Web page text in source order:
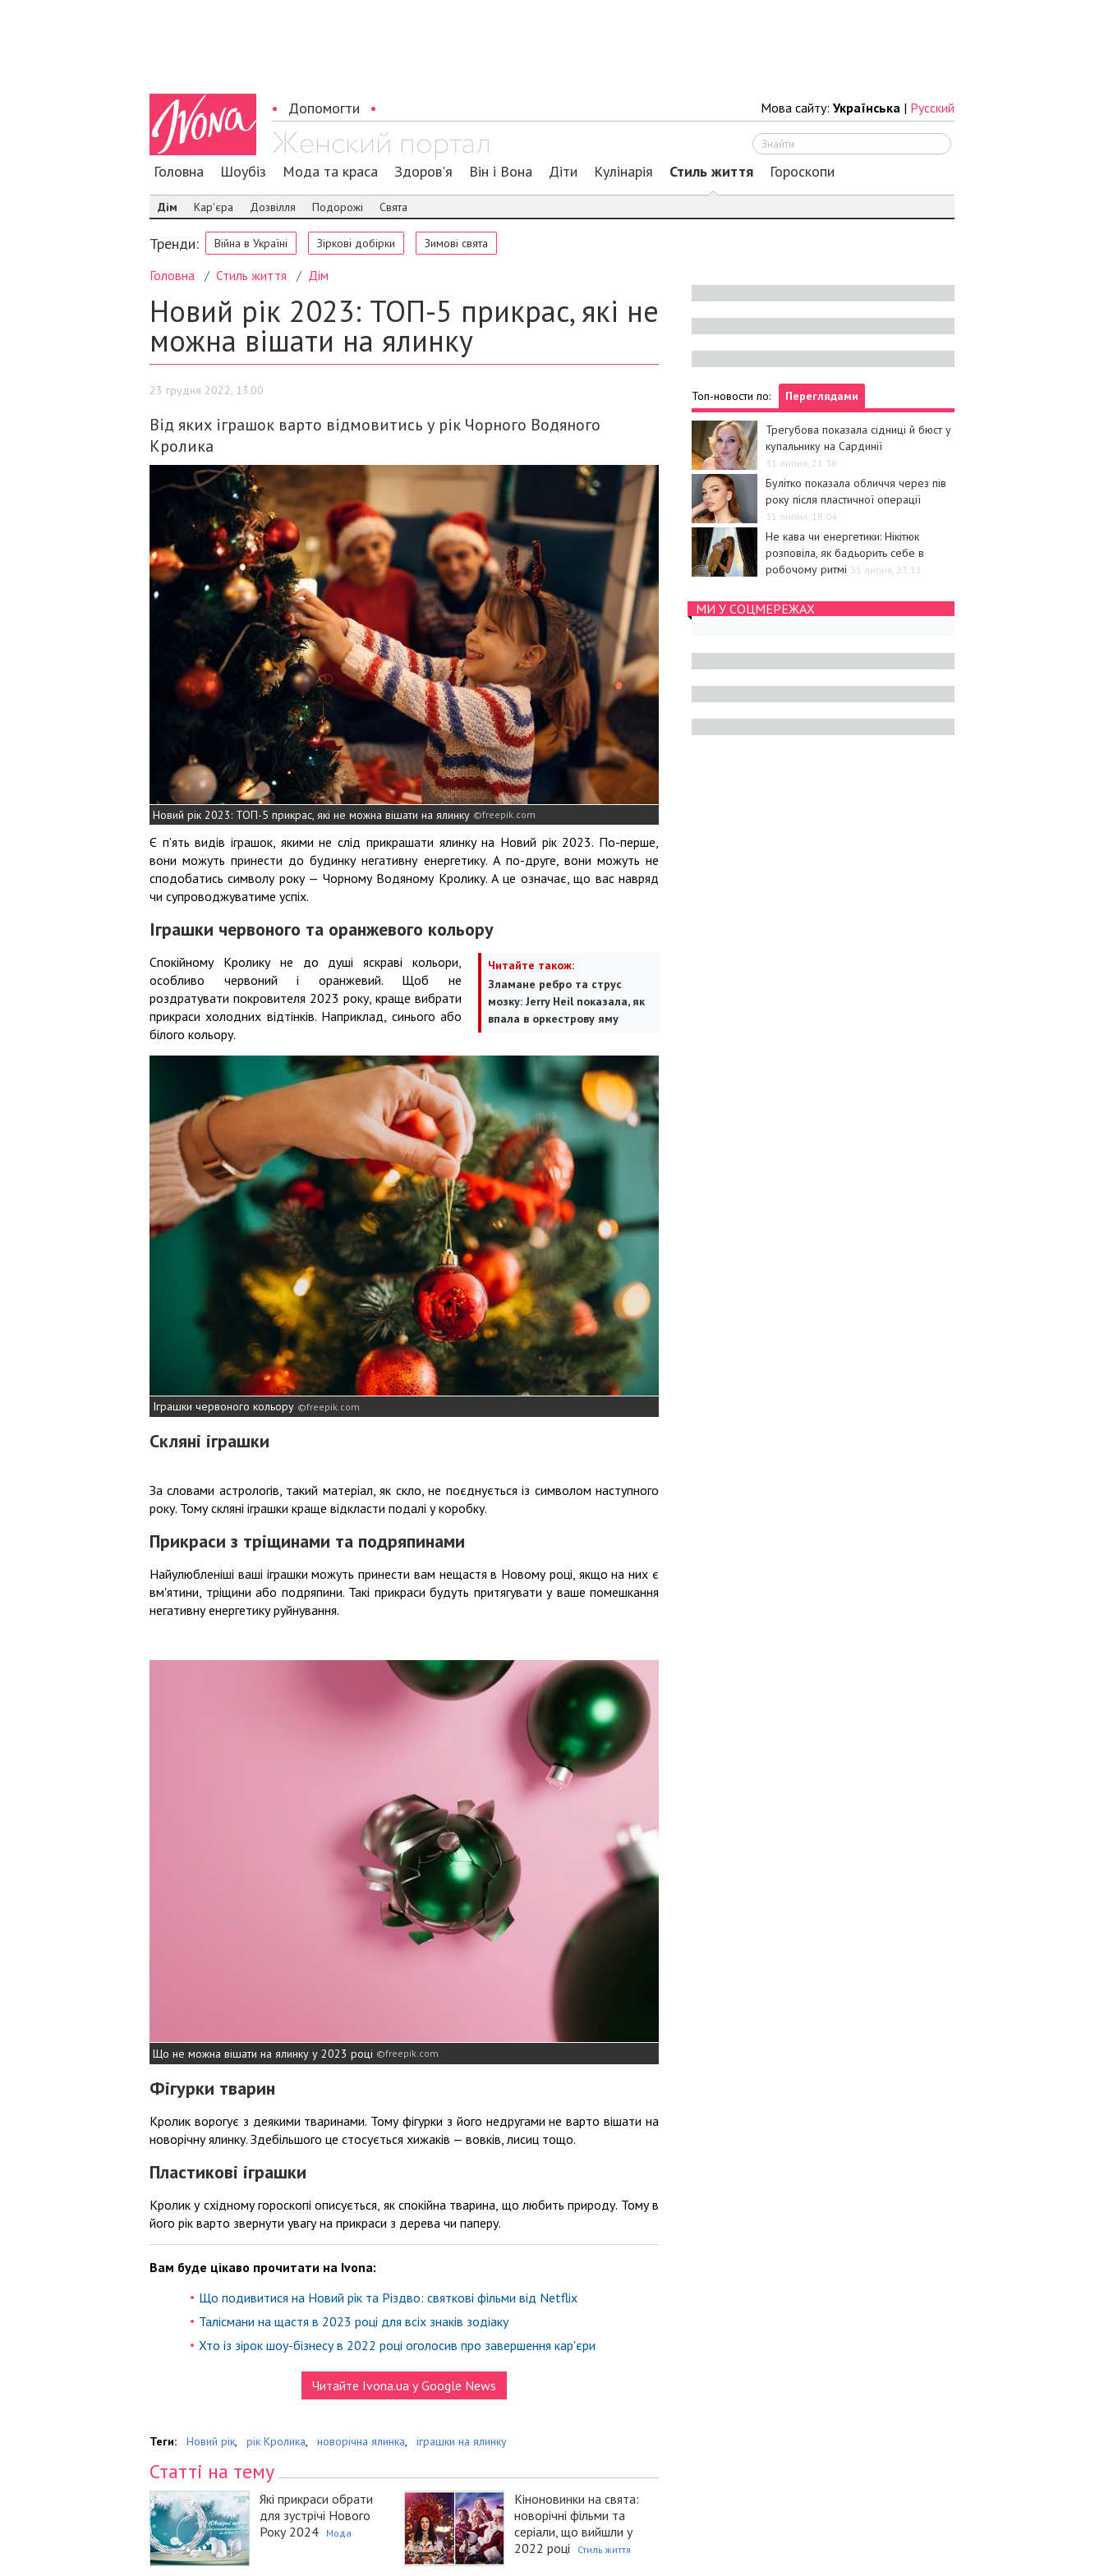
Допомогти Мова сайту: Українська | Русский
Головна Шоубіз Мода та краса Здоров'я Він і Вона Діти Кулінарія Стиль життя Гороскопи
Дім Кар'єра Дозвілля Подорожі Свята
Тренди: Війна в Україні Зіркові добірки Зимові свята
Головна Стиль життя Дім
Новий рік 2023: ТОП-5 прикрас, які не
можна вішати на ялинку
23 грудня 2022, 13:00
Від яких іграшок варто відмовитись у рік Чорного Водяного
Кролика
Новий рік 2023: ТОП-5 прикрас, які не можна вішати на ялинку freepik.com
Є п'ять видів іграшок, якими не слід прикрашати ялинку на Новий рік 2023. По-перше,
вони можуть принести до будинку негативну енергетику. А по-друге, вони можуть не
сподобатись символу року — Чорному Водяному Кролику. А це означає, що вас навряд
чи супроводжуватиме успіх.
Іграшки червоного та оранжевого кольору
Читайте також:
Зламане ребро та струс
мозку: Jerry Heil показала, як
впала в оркестрову яму
Спокійному Кролику не до душі яскраві кольори,
особливо червоний і оранжевий. Щоб не
роздратувати покровителя 2023 року, краще вибрати
прикраси холодних відтінків. Наприклад, синього або
білого кольору.
Іграшки червоного кольору freepik.com
Скляні іграшки
За словами астрологів, такий матеріал, як скло, не поєднується із символом наступного
року. Тому скляні іграшки краще відкласти подалі у коробку.
Прикраси з тріщинами та подряпинами
Найулюбленіші ваші іграшки можуть принести вам нещастя в Новому році, якщо на них є
вм'ятини, тріщини або подряпини. Такі прикраси будуть притягувати у ваше помешкання
негативну енергетику руйнування.
Що не можна вішати на ялинку у 2023 році freepik.com
Фігурки тварин
Кролик ворогує з деякими тваринами. Тому фігурки з його недругами не варто вішати на
новорічну ялинку. Здебільшого це стосується хижаків — вовків, лисиц тощо.
Пластикові іграшки
Кролик у східному гороскопі описується, як спокійна тварина, що любить природу. Тому в
його рік варто звернути увагу на прикраси з дерева чи паперу.
Вам буде цікаво прочитати на Ivona:
Що подивитися на Новий рік та Різдво: святкові фільми від Netflix
Талісмани на щастя в 2023 році для всіх знаків зодіаку
Хто із зірок шоу-бізнесу в 2022 році оголосив про завершення кар'єри
Читайте Ivona.ua у Google News
Теги: Новий рік, рік Кролика, новорічна ялинка, іграшки на ялинку
Статті на тему
Які прикраси обрати
для зустрічі Нового
Року 2024
Мода
Кіноновинки на свята:
новорічні фільми та
серіали, що вийшли у
2022 році
Стиль життя
Топ-новости по: Переглядами
Трегубова показала сідниці й бюст у
купальнику на Сардинії
31 липня, 21:36
Булітко показала обличчя через пів
року після пластичної операції
31 липня, 18:04
Не кава чи енергетики: Нікітюк
розповіла, як бадьорить себе в
робочому ритмі 31 липня, 23:11
МИ У СОЦМЕРЕЖАХ